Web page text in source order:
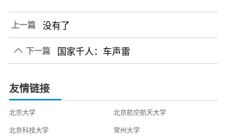
上一篇 没有了
 下一篇 国家千人：车声雷
友情链接
北京大学
北京航空航天大学
北京科技大学
常州大学